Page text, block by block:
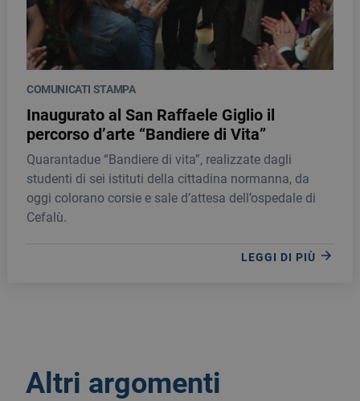
COMUNICATI STAMPA
Inaugurato al San Raffaele Giglio il
percorso d’arte “Bandiere di Vita”
Quarantadue “Bandiere di vita”, realizzate dagli
studenti di sei istituti della cittadina normanna, da
oggi colorano corsie e sale d’attesa dell’ospedale di
Cefalù.
LEGGI DI PIÙ
Altri argomenti